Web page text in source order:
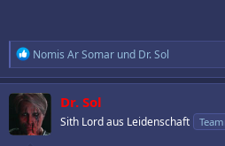
R
e
a
k
t
i
o
Nomis Ar Somar und Dr. Sol
Dr. Sol
Sith Lord aus Leidenschaft